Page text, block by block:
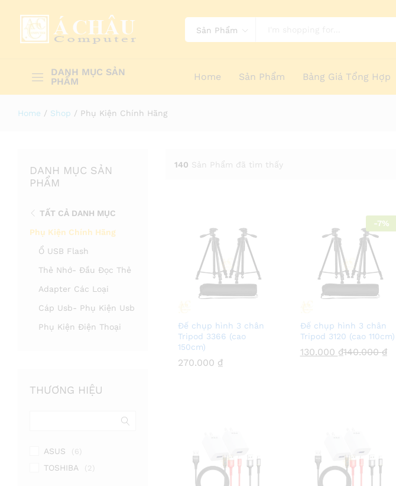
Sản Phẩm
DANH MỤC SẢN
PHẨM
Home Sản Phẩm Bảng Giá Tổng Hợp
Home / Shop / Phụ Kiện Chính Hãng
140 Sản Phẩm đã tìm thấy
Đế chụp hình 3 chân
Tripod 3366 (cao
150cm)
270.000 ₫
270.000 ₫
-7%
Đế chụp hình 3 chân
Tripod 3120 (cao 110cm)
130.000 ₫140.000₫
130.000 ₫140.000₫
DANH MỤC SẢN
PHẨM
TẤT CẢ DANH MỤC
Phụ Kiện Chính Hãng
Ổ USB Flash
Thẻ Nhớ- Đầu Đọc Thẻ
Adapter Các Loại
Cáp Usb- Phụ Kiện Usb
Phụ Kiện Điện Thoại
THƯƠNG HIỆU
ASUS (6)
TOSHIBA (2)